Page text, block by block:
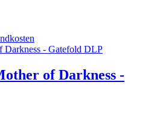
of Darkness -